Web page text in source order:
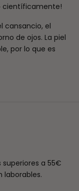
científicamente!
cansancio, el
de ojos. La piel
por lo que es
a 55€
laborables.